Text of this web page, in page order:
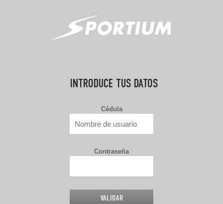
INTRODUCE TUS DATOS
Cédula
Contraseña